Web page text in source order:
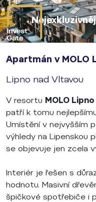
Apartmán v MOLO
Lipno nad Vltavou
V resortu MOLO Lipno
patří k tomu
Umístění v nejvyšším
výhledy na Lipenskou
se objevuje jen zcela
Interiér je řešen s
hodnotu. Masivní
špičkové spotřebiče i